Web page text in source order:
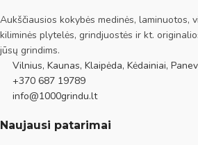
Aukščiausios kokybės medinės, laminuotos,
kiliminės plytelės, grindjuostės ir kt.
jūsų grindims.
Vilnius, Kaunas, Klaipėda, Kėdainiai,
+370 687 19789
info@1000grindu.lt
Naujausi patarimai